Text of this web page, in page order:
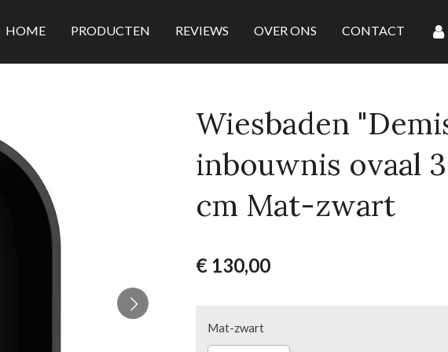
HOME PRODUCTEN REVIEWS OVER ONS CONTACT
Wiesbaden
inbouwnis ovaal
cm Mat-zwart
€ 130,00
Mat-zwart